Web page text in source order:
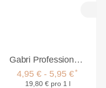
Gabri Professional - Barber Cologne 250ml
4,95 € - 5,95 €*
19,80 € pro 1 l